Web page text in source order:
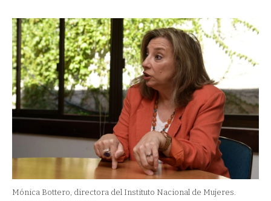
Mónica Bottero, directora del Instituto Nacional de Mujeres.